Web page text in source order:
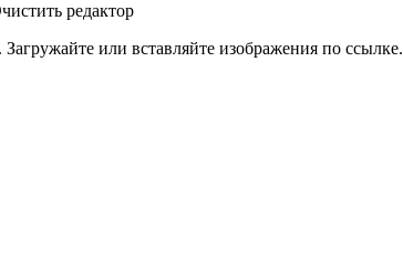
редактор
или вставляйте изображения по ссылке.